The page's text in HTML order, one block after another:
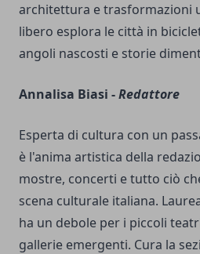
architettura e trasformazioni
libero esplora le città in
angoli nascosti e storie
Annalisa Biasi -Redattore
Esperta di cultura con un
è l'anima artistica della
mostre, concerti e tutto ciò
scena culturale italiana.
ha un debole per i piccoli
gallerie emergenti. Cura la